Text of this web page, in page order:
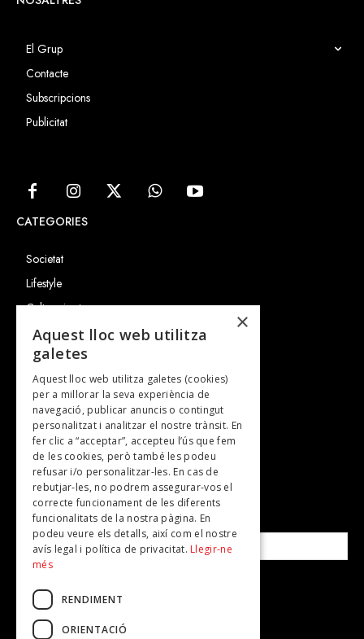
El Grup
Contacte
Subscripcions
Publicitat
CATEGORIES
Societat
Lifestyle
Cultura i art
Entrevistes
Gastronomia
TV
Plans per fer
Revistes
SUBSCRIU-TE A LA NOSTRA NEWSLETTER!
Correu electrònic*
Accepto lapolítica de privacitat
×
Aquest lloc web utilitza
galetes
Aquest lloc web utilitza galetes (cookies)
per a millorar la seva experiència de
navegació, publicar anuncis o contingut
personalitzat i analitzar el nostre trànsit. En
fer clic a “acceptar”, accepteu l’ús que fem
de les cookies, però també les podeu
refusar i/o personalitzar-les. En cas de
rebutjar-les, no podrem assegurar-vos el
correcte funcionament de les diferents
funcionalitats de la nostra pàgina. En
podeu veure els detalls, així com el nostre
avís legal i política de privacitat. Llegir-ne
més
RENDIMENT
ORIENTACIÓ